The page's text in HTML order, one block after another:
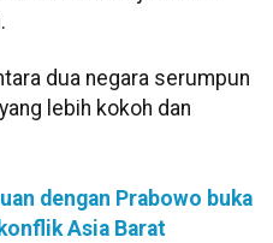
dua negara serumpun
lebih kokoh dan
dengan Prabowo buka
Asia Barat